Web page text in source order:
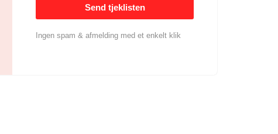
Send tjeklisten
Ingen spam & afmelding med et enkelt klik